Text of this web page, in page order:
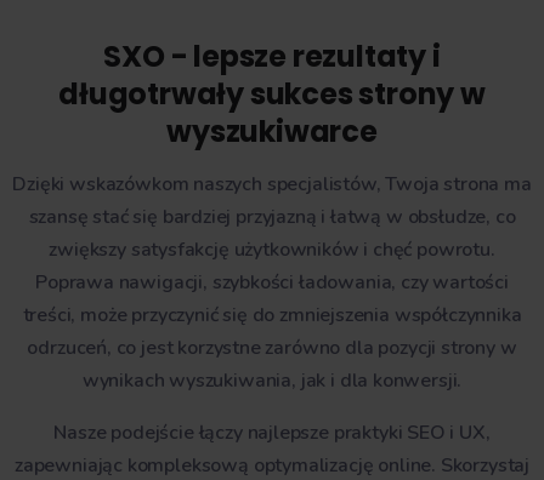
SXO - lepsze rezultaty i
długotrwały sukces strony w
wyszukiwarce
Dzięki wskazówkom naszych specjalistów, Twoja strona ma
szansę stać się bardziej przyjazną i łatwą w obsłudze, co
zwiększy satysfakcję użytkowników i chęć powrotu.
Poprawa nawigacji, szybkości ładowania, czy wartości
treści, może przyczynić się do zmniejszenia współczynnika
odrzuceń, co jest korzystne zarówno dla pozycji strony w
wynikach wyszukiwania, jak i dla konwersji.
Nasze podejście łączy najlepsze praktyki SEO i UX,
zapewniając kompleksową optymalizację online. Skorzystaj